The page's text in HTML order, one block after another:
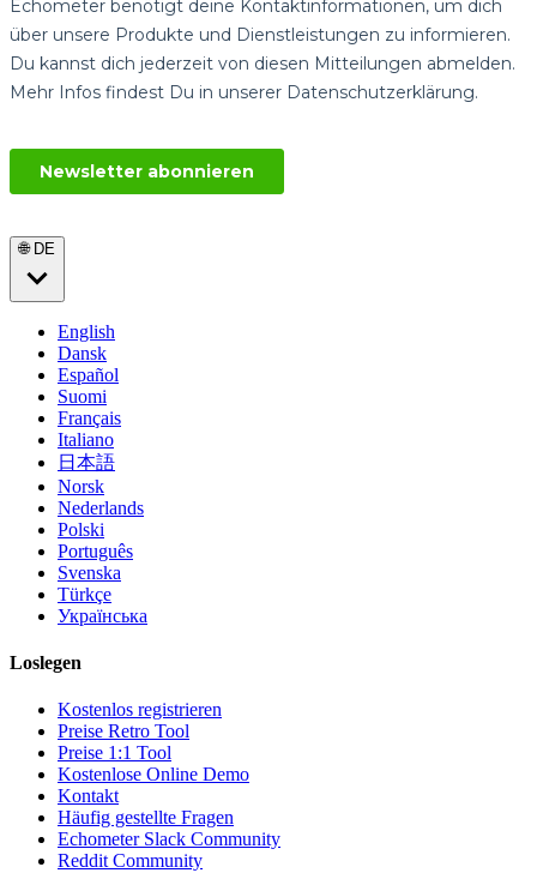
🌐 DE
English
Dansk
Español
Suomi
Français
Italiano
日本語
Norsk
Nederlands
Polski
Português
Svenska
Türkçe
Українська
Loslegen
Kostenlos registrieren
Preise Retro Tool
Preise 1:1 Tool
Kostenlose Online Demo
Kontakt
Häufig gestellte Fragen
Echometer Slack Community
Reddit Community